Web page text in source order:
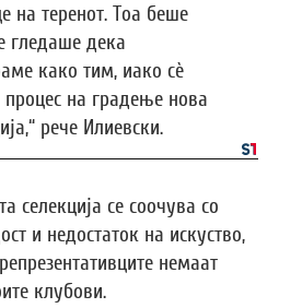
на теренот. Тоа беше
гледаше дека
како тим, иако сè
на градење нова
рече Илиевски.
селекција се соочува со
и недостаток на искуство,
немаат
клубови.